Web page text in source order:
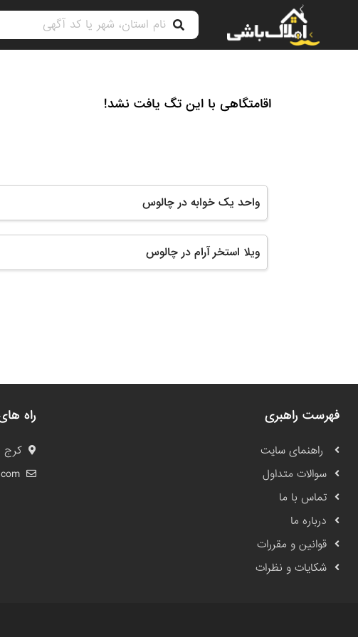
اقامتگاهی با این تگ یافت نشد!
واحد یک خوابه در چالوس
ویلا استخر آرام در چالوس
فهرست راهبری
راهنمای سایت
سوالات متداول
تماس با ما
درباره ما
قوانین و مقررات
شکایات و نظرات
راه
کرج